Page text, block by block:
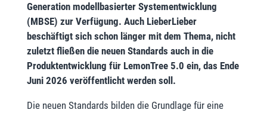
Generation modellbasierter Systementwicklung
(MBSE) zur Verfügung. Auch LieberLieber
beschäftigt sich schon länger mit dem Thema, nicht
zuletzt fließen die neuen Standards auch in die
Produktentwicklung für LemonTree 5.0 ein, das Ende
Juni 2026 veröffentlicht werden soll.
Die neuen Standards bilden die Grundlage für eine